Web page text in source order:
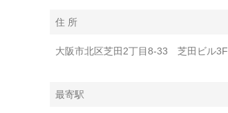
住 所
大阪市北区芝田2丁目8-33 芝田ビル3F
最寄駅